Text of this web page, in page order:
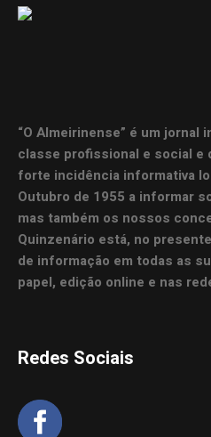
“O Almeirinense” é um jornal
classe profissional e social e
forte incidência informativa
Outubro de 1955 a informar
mas também os nossos
Quinzenário está, no
de informação em todas as
papel, edição online e nas
Redes Sociais